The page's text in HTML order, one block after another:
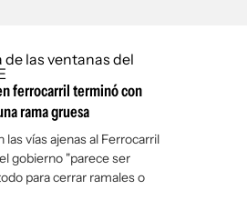
ferrocarril terminó con
rama gruesa
las vías ajenas al Ferrocarril
gobierno "parece ser
para cerrar ramales o